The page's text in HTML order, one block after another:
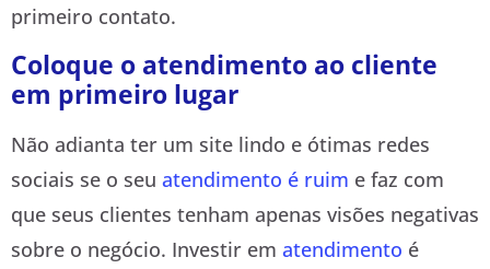
primeiro contato.
Coloque o atendimento ao cliente
em primeiro lugar
Não adianta ter um site lindo e ótimas redes
sociais se o seu atendimento é ruim e faz com
que seus clientes tenham apenas visões negativas
sobre o negócio. Investir em atendimento é